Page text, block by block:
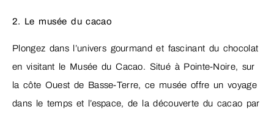
2. Le musée du cacao
Plongez dans l’univers gourmand et fascinant du chocolat
en visitant le Musée du Cacao. Situé à Pointe-Noire, sur
la côte Ouest de Basse-Terre, ce musée offre un voyage
dans le temps et l’espace, de la découverte du cacao par